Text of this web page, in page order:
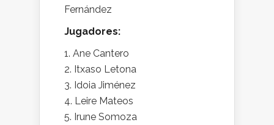
Fernández
Jugadores:
Ane Cantero
Itxaso Letona
Idoia Jiménez
Leire Mateos
Irune Somoza